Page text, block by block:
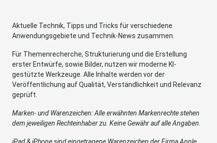
Aktuelle Technik, Tipps und Tricks für verschiedene
Anwendungsgebiete und Technik-News zusammen.
Für Themenrecherche, Strukturierung und die Erstellung
erster Entwürfe, sowie Bilder, nutzen wir moderne KI-
gestützte Werkzeuge. Alle Inhalte werden vor der
Veröffentlichung auf Qualität, Verständlichkeit und Relevanz
geprüft.
Marken- und Warenzeichen: Alle erwähnten Markenrechte stehen
dem jeweiligen Rechteinhaber zu. Keine Gewähr auf alle Angaben.